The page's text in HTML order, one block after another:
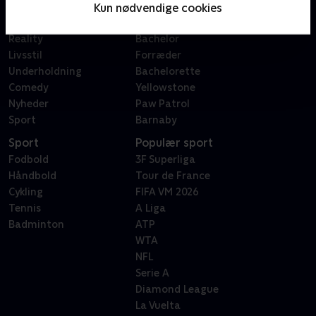
Kun nødvendige cookies
Reality
Livsstil
Underholdning
Comedy
Nyheder
Sport
Sygeplejeskolen
Bachelor
Forræder
Bachelorette
Yellowstone
Paw Patrol
Barnaby
Sport
Fodbold
Håndbold
Cykling
Tennis
Badminton
Populær sport
3F Superliga
Tour de France
FIFA VM 2026
A Liga
ATP
WTA
NFL
Serie A
Diamond League
La Vuelta